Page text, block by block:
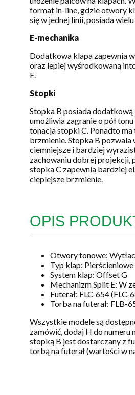
format in-line, gdzie otwory
się w jednej linii, posiada
E-mechanika
Dodatkowa klapa zapewnia
oraz lepiej wyśrodkowaną
E.
Stopki
Stopka B posiada
umożliwia zagranie o pół
tonacja stopki C. Ponadto ma
brzmienie. Stopka B pozwala
ciemniejsze i bardziej
zachowaniu dobrej projekcji,
stopka C zapewnia bardziej
cieplejsze brzmienie.
OPIS
Otwory tonowe:
Typ klap: Pierścieniowe
System klap: Offset G
Mechanizm Split E: W
Futerał: FLC-654 (FLC-
Torba na futerał: FLB-
Wszystkie modele są
zamówić, dodaj H do numeru
stopką B jest dostarczany z
torbą na futerał (wartości w